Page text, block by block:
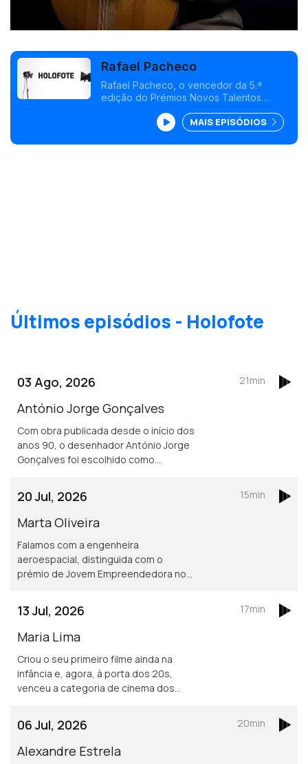
Rafael Pacheco
Rafael Pacheco, o vencedor da 5.ª
edição do Prémios Novos Talentos
portuguesa, mas até houve tempos em
que nem se interessava por fado.
MAIS EPISÓDIOS
Últimos episódios - Holofote
03 Ago, 2026
António Jorge Gonçalves
Com obra publicada desde o início dos
anos 90, o desenhador António Jorge
Gonçalves foi escolhido como
Desenhada.
21min
20 Jul, 2026
Marta Oliveira
Falamos com a engenheira
aeroespacial, distinguida com o
prémio de Jovem Empreendedora nos
atribuído pelo Conselho Europeu para
a Inovação.
15min
13 Jul, 2026
Maria Lima
Criou o seu primeiro filme ainda na
infância e, agora, à porta dos 20s,
venceu a categoria de cinema dos
nos seus anos a viver no Luxemburgo.
17min
06 Jul, 2026
Alexandre Estrela
20min